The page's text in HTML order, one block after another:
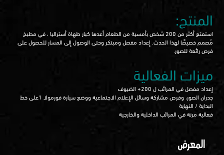
المنتج:
استمتع أكثر من 200 شخص بأمسية من الطعام أعدها كبار طهاة أستراليا ، في مطبخ
مُصمم خصيصًا لهذا الحدث. إعداد مفصل ومبتكر وحتى الوصول إلى المسار للحصول على
فرص رائعة للصور.
ميزات الفعالية
إعداد مفصل في المرائب ل 200+ الضيوف
جدران الصور، وفرص مشاركة وسائل الإعلام الاجتماعية ووضع سيارة فورمولا 1على خط
البداية / النهاية
فعالية مرنة في المرائب الداخلية والخارجية
المعرض